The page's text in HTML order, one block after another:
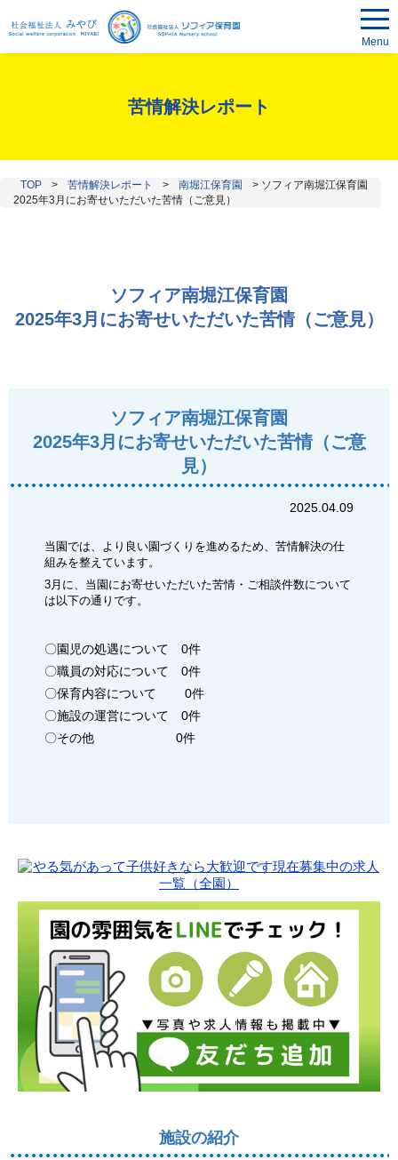
Menu
苦情解決レポート
TOP > 苦情解決レポート > 南堀江保育園 > ソフィア南堀江保育園
2025年3月にお寄せいただいた苦情（ご意見）
ソフィア南堀江保育園
2025年3月にお寄せいただいた苦情（ご意見）
ソフィア南堀江保育園
2025年3月にお寄せいただいた苦情（ご意
見）
2025.04.09
当園では、より良い園づくりを進めるため、苦情解決の仕
組みを整えています。
3 月に、当園にお寄せいただいた苦情・ご相談件数について
は以下の通りです。
〇園児の処遇について 0件
〇職員の対応について 0件
〇保育内容について 0件
〇施設の運営について 0件
〇その他 0件
施設の紹介